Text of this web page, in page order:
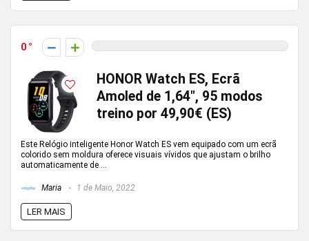
0
HONOR Watch ES, Ecrã
Amoled de 1,64″, 95 modos
treino por 49,90€ (ES)
Este Relógio inteligente Honor Watch ES vem equipado com um ecrã
colorido sem moldura oferece visuais vívidos que ajustam o brilho
automaticamente de ...
Maria 1 de Maio, 2022
LER MAIS